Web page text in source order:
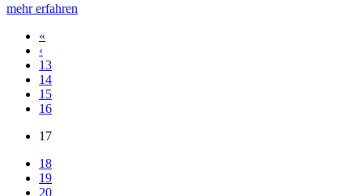
mehr erfahren
«
‹
13
14
15
16
17
18
19
20